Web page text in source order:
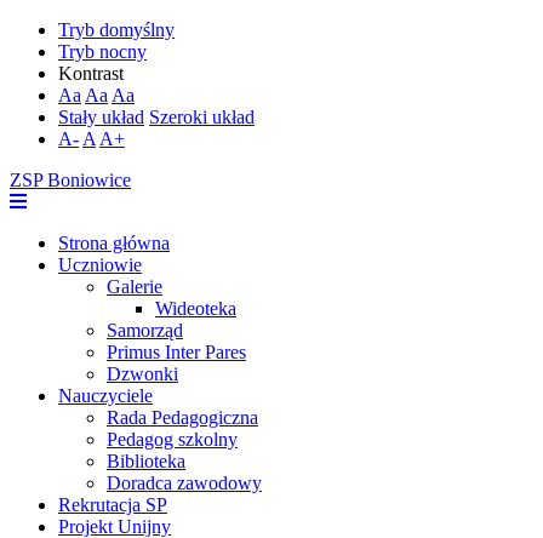
Tryb domyślny
Tryb nocny
Kontrast
Aa Aa Aa
Stały układ Szeroki układ
A- A A+
ZSP Boniowice
Strona główna
Uczniowie
Galerie
Wideoteka
Samorząd
Primus Inter Pares
Dzwonki
Nauczyciele
Rada Pedagogiczna
Pedagog szkolny
Biblioteka
Doradca zawodowy
Rekrutacja SP
Projekt Unijny